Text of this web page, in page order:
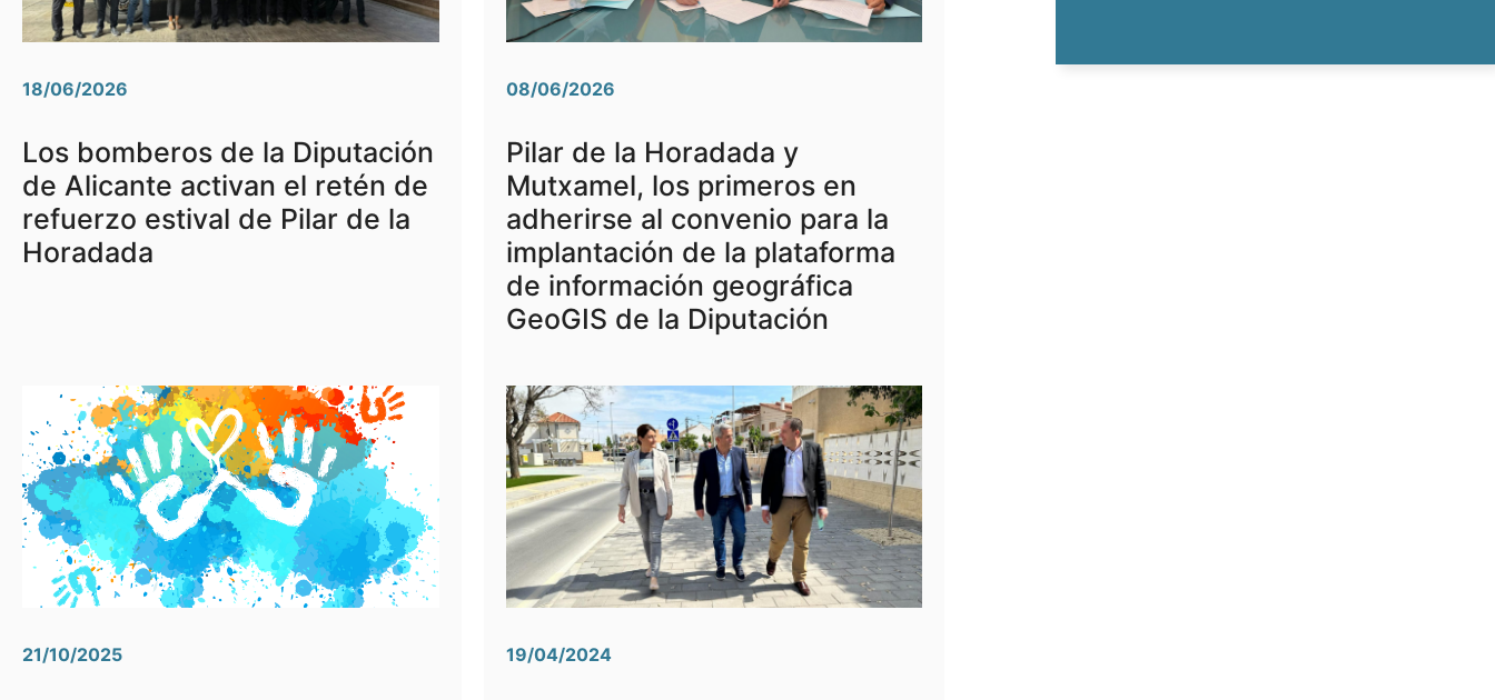
18/06/2026
Los bomberos de la Diputación
de Alicante activan el retén de
refuerzo estival de Pilar de la
Horadada
08/06/2026
Pilar de la Horadada y
Mutxamel, los primeros en
adherirse al convenio para la
implantación de la plataforma
de información geográfica
GeoGIS de la Diputación
21/10/2025 19/04/2024